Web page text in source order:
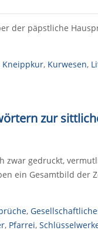
der päpstliche
Kneippkur, Kurwesen,
zur
zwar gedruckt,
ein Gesamtbild der
,
, Pfarrei,